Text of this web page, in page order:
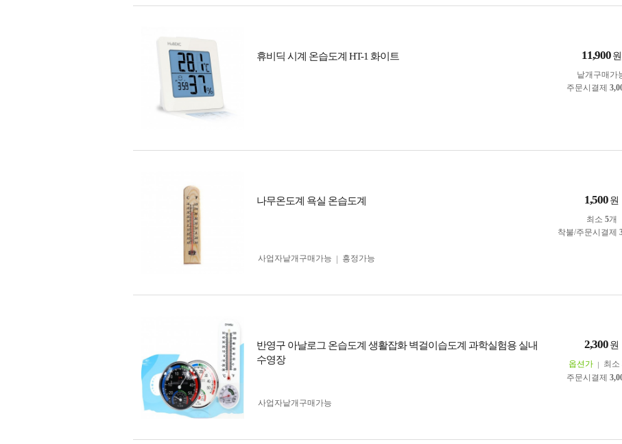
휴비딕 시계 온습도계 HT-1 화이트 11,900 원
낱개구매가
주문시결제
나무온도계 욕실 온습도계 1,500 원
최소 5개
착불/주문시결제
사업자 낱개구매가능 흥정가능
반영구 아날로그 온습도계 생활잡화 벽걸이습도계 과학실험용 실내
수영장
2,300 원
옵션가 최소
주문시결제
사업자 낱개구매가능